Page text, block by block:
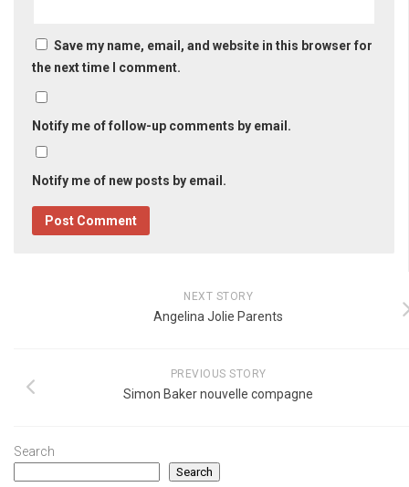
Save my name, email, and website in this browser for
the next time I comment.
Notify me of follow-up comments by email.
Notify me of new posts by email.
NEXT STORY
Angelina Jolie Parents
PREVIOUS STORY
Simon Baker nouvelle compagne
Search
Search